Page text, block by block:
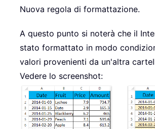
Nuova regola di formattazione.
A questo punto si noterà che il
stato formattato in modo
valori provenienti da un'altra
Vedere lo screenshot: